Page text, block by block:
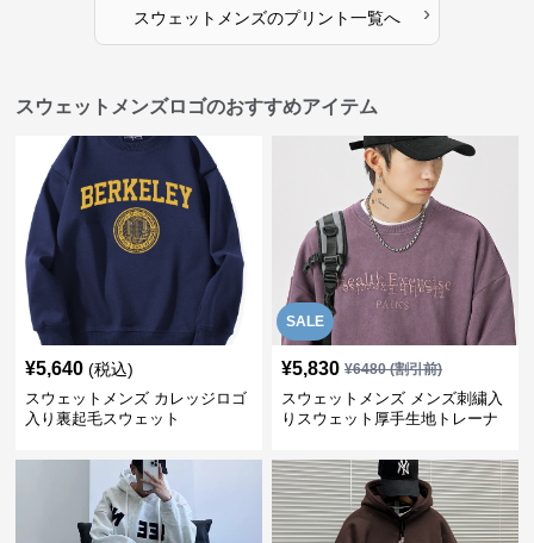
スウェットメンズのプリント一覧へ ›
スウェットメンズロゴのおすすめアイテム
¥5,640 (税込)
スウェットメンズ カレッジロゴ
入り裏起毛スウェット
SALE
¥5,830 ¥6480(割引前)
スウェットメンズ メンズ刺繍入
りスウェット厚手生地トレーナ